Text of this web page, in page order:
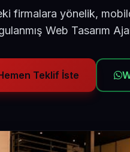
firmalara yönelik,
Web Tasarım
Teklif İste